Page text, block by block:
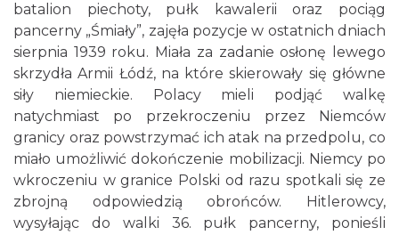
batalion piechoty, pułk kawalerii oraz pociąg
pancerny „Śmiały”, zajęła pozycje w ostatnich dniach
sierpnia 1939 roku. Miała za zadanie osłonę lewego
skrzydła Armii Łódź, na które skierowały się główne
siły niemieckie. Polacy mieli podjąć walkę
natychmiast po przekroczeniu przez Niemców
granicy oraz powstrzymać ich atak na przedpolu, co
miało umożliwić dokończenie mobilizacji. Niemcy po
wkroczeniu w granice Polski od razu spotkali się ze
zbrojną odpowiedzią obrońców. Hitlerowcy,
wysyłając do walki 36. pułk pancerny, ponieśli